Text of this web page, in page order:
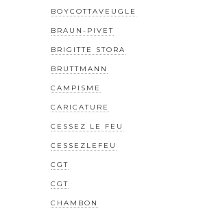
BOYCOTTAVEUGLE
BRAUN-PIVET
BRIGITTE STORA
BRUTTMANN
CAMPISME
CARICATURE
CESSEZ LE FEU
CESSEZLEFEU
CGT
CGT
CHAMBON